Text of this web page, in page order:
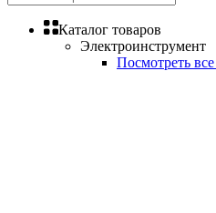
Каталог товаров
Электроинструмент
Посмотреть